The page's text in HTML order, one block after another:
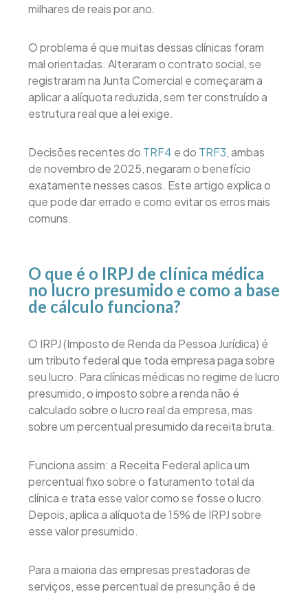
milhares de reais por ano.
O problema é que muitas dessas clínicas foram
mal orientadas. Alteraram o contrato social, se
registraram na Junta Comercial e começaram a
aplicar a alíquota reduzida, sem ter construído a
estrutura real que a lei exige.
Decisões recentes do TRF4 e do TRF3, ambas
de novembro de 2025, negaram o benefício
exatamente nesses casos. Este artigo explica o
que pode dar errado e como evitar os erros mais
comuns.
O que é o IRPJ de clínica médica
no lucro presumido e como a base
de cálculo funciona?
O IRPJ (Imposto de Renda da Pessoa Jurídica) é
um tributo federal que toda empresa paga sobre
seu lucro. Para clínicas médicas no regime de lucro
presumido, o imposto sobre a renda não é
calculado sobre o lucro real da empresa, mas
sobre um percentual presumido da receita bruta.
Funciona assim: a Receita Federal aplica um
percentual fixo sobre o faturamento total da
clínica e trata esse valor como se fosse o lucro.
Depois, aplica a alíquota de 15% de IRPJ sobre
esse valor presumido.
Para a maioria das empresas prestadoras de
serviços, esse percentual de presunção é de